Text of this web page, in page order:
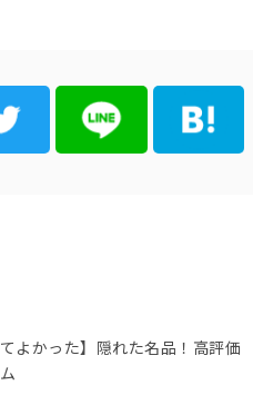
よかった】隠れた名品！高評価